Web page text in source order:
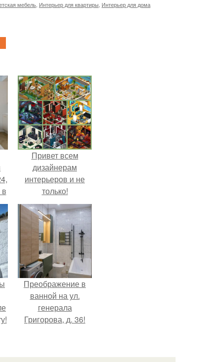
мебель Интерьер для квартиры Интерьер для дома
Привет всем
дизайнерам
интерьеров и не
только!
Преображение в
ванной на ул.
генерала
Григорова, д. 36!